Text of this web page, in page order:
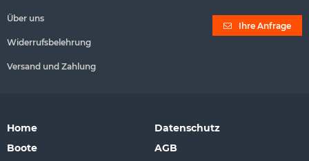
Über uns
Widerrufsbelehrung
Versand und Zahlung
Ihre Anfrage
Home
Boote
Datenschutz
AGB